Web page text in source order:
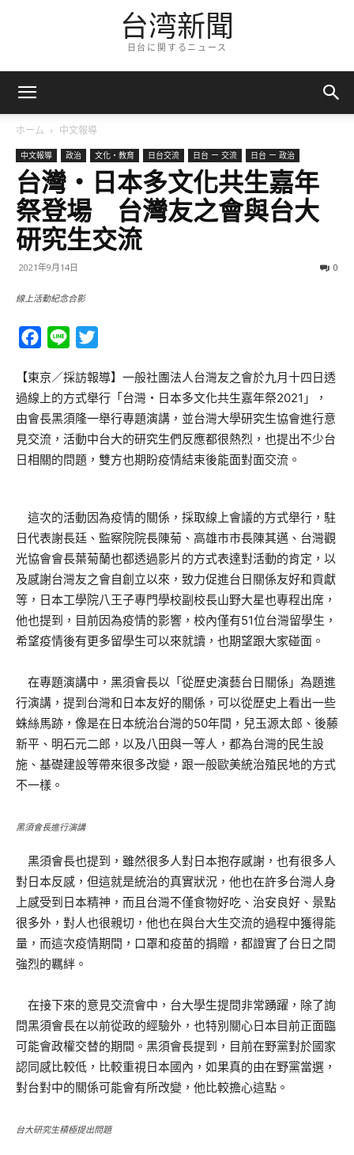
台湾新聞
日台に関するニュース
ホーム 中文報導
中文報導 政治 文化・教育 日台交流 日台 ー 交流 日台 ー 政治
台灣・日本多文化共生嘉年
祭登場 台灣友之會與台大
研究生交流
2021年9月14日 0
線上活動紀念合影
Facebook
Line
【東京／採訪報導】一般社團法人台灣友之會於九月十四日透
過線上的方式舉行「台灣・日本多文化共生嘉年祭2021」，
由會長黑須隆一舉行專題演講，並台灣大學研究生協會進行意
見交流，活動中台大的研究生們反應都很熱烈，也提出不少台
日相關的問題，雙方也期盼疫情結束後能面對面交流。
這次的活動因為疫情的關係，採取線上會議的方式舉行，駐
日代表謝長廷、監察院院長陳菊、高雄市市長陳其邁、台灣觀
光協會會長葉菊蘭也都透過影片的方式表達對活動的肯定，以
及感謝台灣友之會自創立以來，致力促進台日關係友好和貢獻
等，日本工學院八王子專門學校副校長山野大星也專程出席，
他也提到，目前因為疫情的影響，校內僅有51位台灣留學生，
希望疫情後有更多留學生可以來就讀，也期望跟大家碰面。
在專題演講中，黑須會長以「從歷史演藝台日關係」為題進
行演講，提到台灣和日本友好的關係，可以從歷史上看出一些
蛛絲馬跡，像是在日本統治台灣的50年間，兒玉源太郎、後藤
新平、明石元二郎，以及八田與一等人，都為台灣的民生設
施、基礎建設等帶來很多改變，跟一般歐美統治殖民地的方式
不一樣。
黑須會長進行演講
黑須會長也提到，雖然很多人對日本抱存感謝，也有很多人
對日本反感，但這就是統治的真實狀況，他也在許多台灣人身
上感受到日本精神，而且台灣不僅食物好吃、治安良好、景點
很多外，對人也很親切，他也在與台大生交流的過程中獲得能
量，而這次疫情期間，口罩和疫苗的捐贈，都證實了台日之間
強烈的羈絆。
在接下來的意見交流會中，台大學生提問非常踴躍，除了詢
問黑須會長在以前從政的經驗外，也特別關心日本目前正面臨
可能會政權交替的期間。黑須會長提到，目前在野黨對於國家
認同感比較低，比較重視日本國內，如果真的由在野黨當選，
對台對中的關係可能會有所改變，他比較擔心這點。
台大研究生積極提出問題